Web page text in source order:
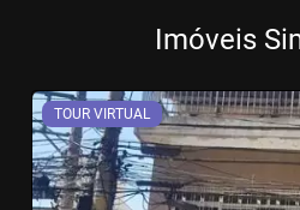
Imóveis
TOUR VIRTUAL